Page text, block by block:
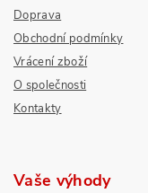
Doprava
Obchodní podmínky
Vrácení zboží
O společnosti
Kontakty
Vaše výhody